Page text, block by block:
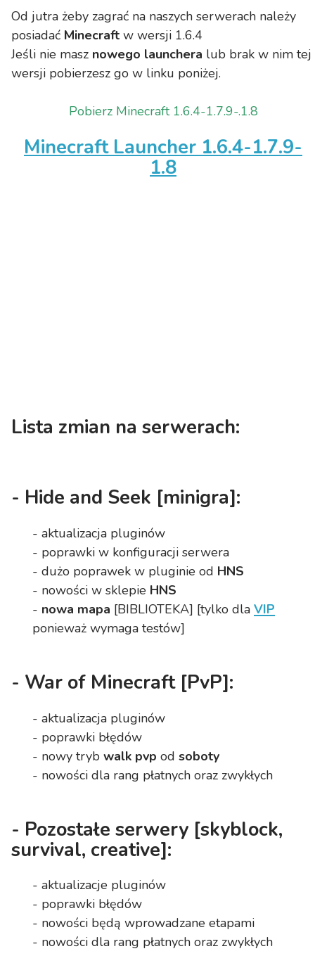
Od jutra żeby zagrać na naszych serwerach należy
posiadać Minecraft w wersji 1.6.4
Jeśli nie masz nowego launchera lub brak w nim tej
wersji pobierzesz go w linku poniżej.
Pobierz Minecraft 1.6.4-1.7.9-.1.8
Minecraft Launcher 1.6.4-1.7.9-
1.8
Lista zmian na serwerach:
- Hide and Seek [minigra]:
- aktualizacja pluginów
- poprawki w konfiguracji serwera
- dużo poprawek w pluginie od HNS
- nowości w sklepie HNS
- nowa mapa [BIBLIOTEKA] [tylko dla VIP
ponieważ wymaga testów]
- War of Minecraft[PvP]:
- aktualizacja pluginów
- poprawki błędów
- nowy tryb walk pvp od soboty
- nowości dla rang płatnych oraz zwykłych
- Pozostałe serwery [skyblock,
survival, creative]:
- aktualizacje pluginów
- poprawki błędów
- nowości będą wprowadzane etapami
- nowości dla rang płatnych oraz zwykłych